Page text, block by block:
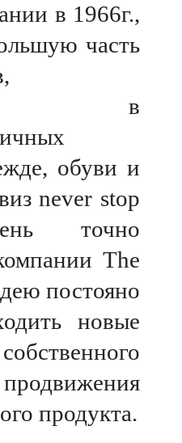
в 1966г.,
часть
в
обуви и
never stop
точно
The
постояно
новые
продукта.